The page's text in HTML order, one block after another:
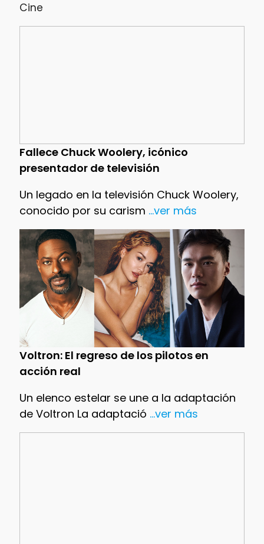
Cine
Fallece Chuck Woolery, icónico
presentador de televisión
Un legado en la televisión Chuck Woolery,
conocido por su carism ...ver más
Voltron: El regreso de los pilotos en
acción real
Un elenco estelar se une a la adaptación
de Voltron La adaptació ...ver más